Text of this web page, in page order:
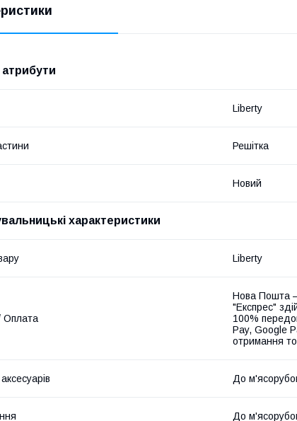
атрибути
Liberty
Решітка
Новий
характеристики
Liberty
Оплата
Нова Пошта
"Експрес"
100%
Pay, Google
отримання
До
До